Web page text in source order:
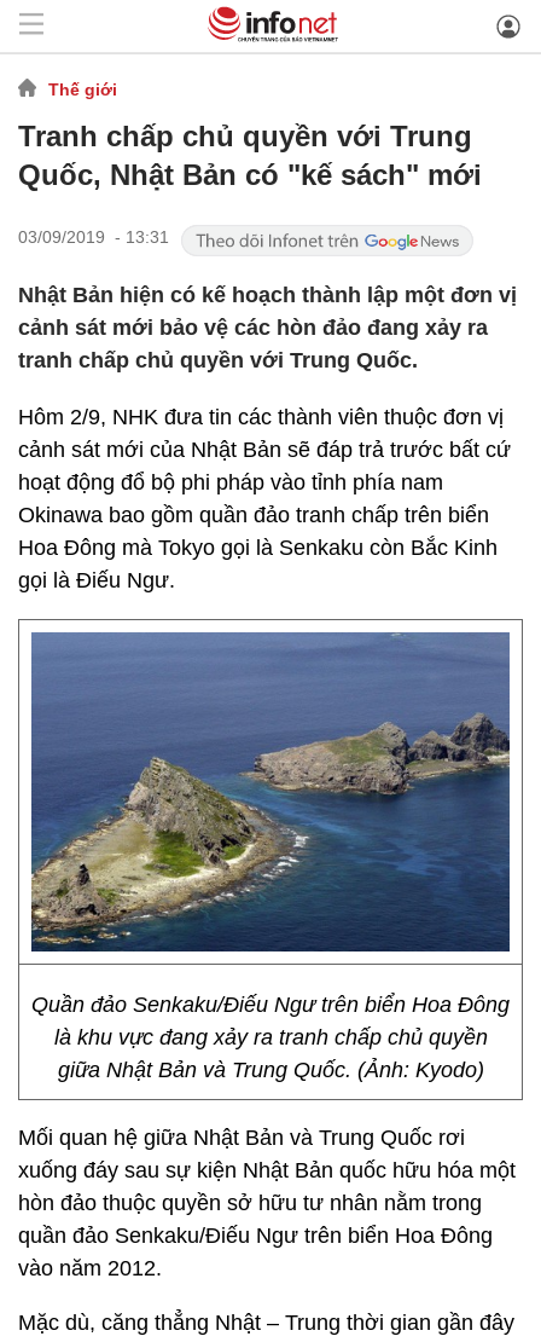
Thế giới
Tranh chấp chủ quyền với Trung
Quốc, Nhật Bản có "kế sách" mới
03/09/2019 - 13:31
Nhật Bản hiện có kế hoạch thành lập một đơn vị
cảnh sát mới bảo vệ các hòn đảo đang xảy ra
tranh chấp chủ quyền với Trung Quốc.
Hôm 2/9, NHK đưa tin các thành viên thuộc đơn vị
cảnh sát mới của Nhật Bản sẽ đáp trả trước bất cứ
hoạt động đổ bộ phi pháp vào tỉnh phía nam
Okinawa bao gồm quần đảo tranh chấp trên biển
Hoa Đông mà Tokyo gọi là Senkaku còn Bắc Kinh
gọi là Điếu Ngư.
Quần đảo Senkaku/Điếu Ngư trên biển Hoa Đông
là khu vực đang xảy ra tranh chấp chủ quyền
giữa Nhật Bản và Trung Quốc. (Ảnh: Kyodo)
Mối quan hệ giữa Nhật Bản và Trung Quốc rơi
xuống đáy sau sự kiện Nhật Bản quốc hữu hóa một
hòn đảo thuộc quyền sở hữu tư nhân nằm trong
quần đảo Senkaku/Điếu Ngư trên biển Hoa Đông
vào năm 2012.
Mặc dù, căng thẳng Nhật – Trung thời gian gần đây